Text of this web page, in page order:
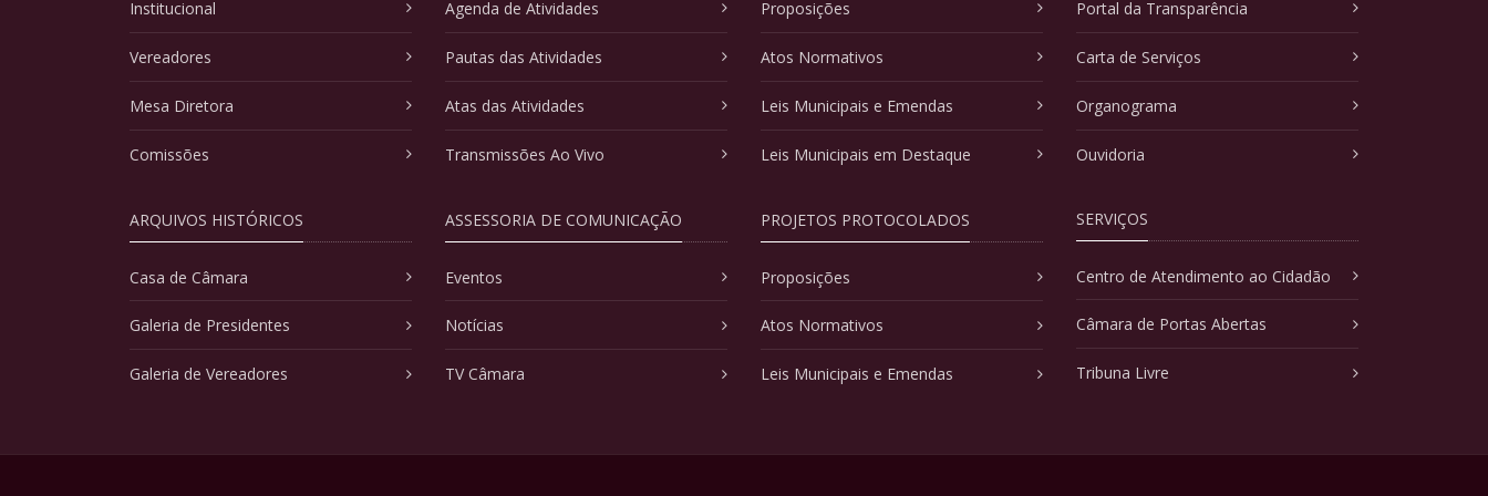
Institucional
Vereadores
Mesa Diretora
Comissões
ARQUIVOS HISTÓRICOS
Casa de Câmara
Galeria de Presidentes
Galeria de Vereadores
Agenda de Atividades
Pautas das Atividades
Atas das Atividades
Transmissões Ao Vivo
ASSESSORIA DE COMUNICAÇÃO
Eventos
Notícias
TV Câmara
Proposições
Atos Normativos
Leis Municipais e Emendas
Leis Municipais em Destaque
PROJETOS PROTOCOLADOS
Proposições
Atos Normativos
Leis Municipais e Emendas
Portal da Transparência
Carta de Serviços
Organograma
Ouvidoria
SERVIÇOS
Centro de Atendimento ao Cidadão
Câmara de Portas Abertas
Tribuna Livre